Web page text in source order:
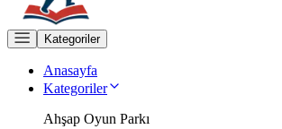
Kategoriler
Anasayfa
Kategoriler
Ahşap Oyun Parkı